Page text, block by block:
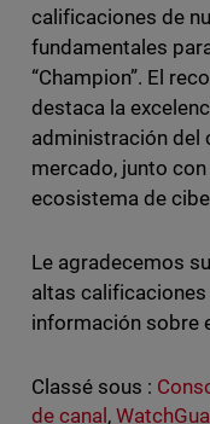
calificaciones de
fundamentales
“Champion”. El
destaca la
administración del
mercado, junto
ecosistema de
Le agradecemos
altas
información sobre
Classé sous :
de canal,